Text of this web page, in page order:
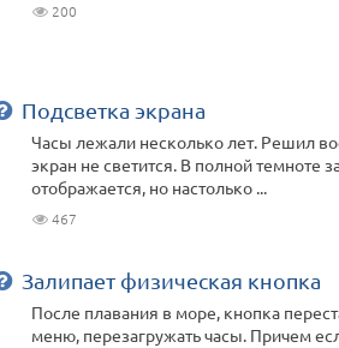
200
Подсветка экрана
Часы лежали несколько лет. Решил
экран не светится. В полной темноте
отображается, но настолько ...
467
Залипает физическая кнопка
После плавания в море, кнопка
меню, перезагружать часы. Причем